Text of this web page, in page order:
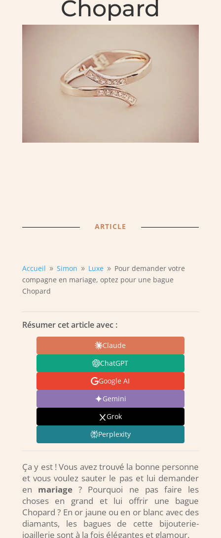
Chopard
ARTICLE
Accueil 9 Simon 9 Luxe 9 Pour demander votre
compagne en mariage, optez pour une bague
Chopard
Résumer cet article avec :
Claude
ChatGPT
Google AI
Gemini
Grok
Perplexity
Ça y est ! Vous avez trouvé la bonne personne
et vous voulez sauter le pas et lui demander
en mariage ? Pourquoi ne pas faire les
choses en grand et lui offrir une bague
Chopard ? En or jaune ou en or blanc avec des
diamants, les bagues de cette bijouterie-
joaillerie sont à la fois élégantes et glamour.